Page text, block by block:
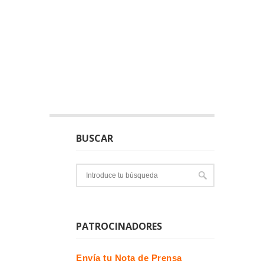
BUSCAR
PATROCINADORES
Envía tu Nota de Prensa